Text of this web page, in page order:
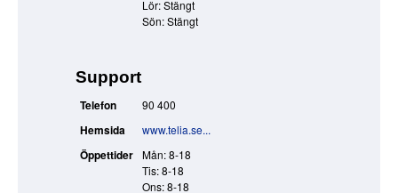
Lör: Stängt
Sön: Stängt
Support
Telefon 90 400
Hemsida www.telia.se...
Öppettider
Mån: 8-18
Tis: 8-18
Ons: 8-18